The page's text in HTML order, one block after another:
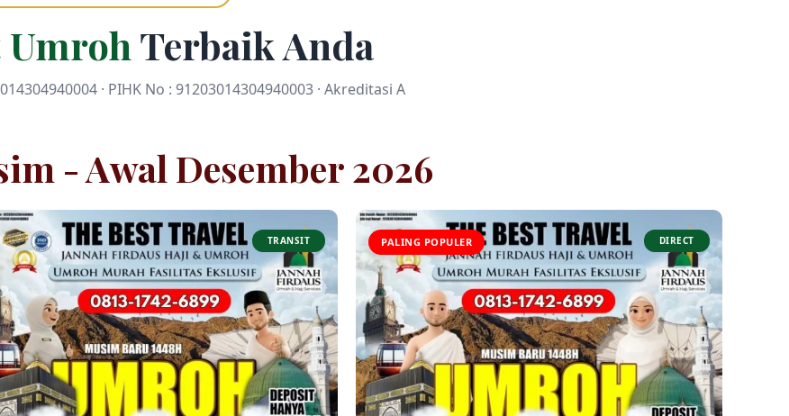
Umroh Terbaik Anda
· PIHK No : 91203014304940003 · Akreditasi A
- Awal Desember 2026
TRANSIT PALING POPULER DIRECT